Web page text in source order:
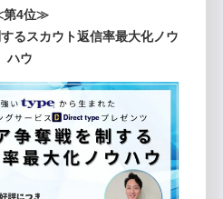
4位≫
るスカウト返信率最大化ノウ
ハウ